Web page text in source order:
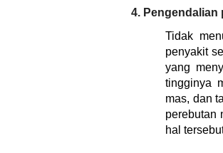
4. Pengendalian
Tidak
penyakit
yang
tingginya
mas, dan
perebutan
hal